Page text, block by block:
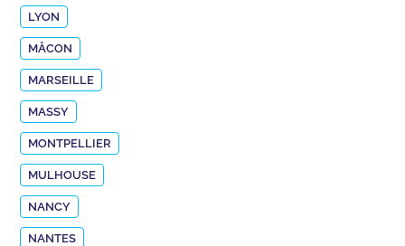
LYON
MÂCON
MARSEILLE
MASSY
MONTPELLIER
MULHOUSE
NANCY
NANTES